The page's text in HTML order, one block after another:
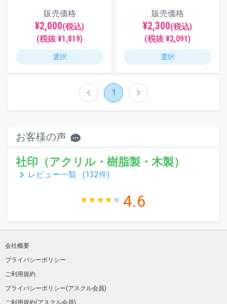
販売価格
¥2,000(税込)
(税抜 ¥1,819)
選択
販売価格
¥2,300(税込)
(税抜 ¥2,091)
選択
chevron_left 1 chevron_right
お客様の声
社印（アクリル・樹脂製・木製）
keyboard_arrow_right レビュー一覧 (132件)
4.6
会社概要
プライバシーポリシー
ご利用規約
プライバシーポリシー(アスクル会員)